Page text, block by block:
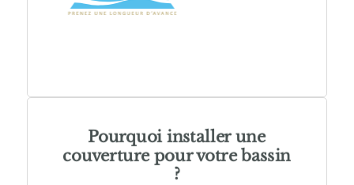
Pourquoi installer une
couverturepour votre bassin
?